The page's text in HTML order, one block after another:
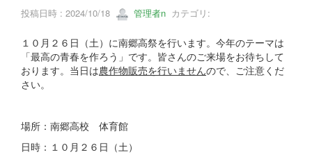
投稿日時 : 2024/10/18 管理者n カテゴリ:
１０月２６日（土）に南郷高祭を行います。今年のテーマは
「最高の青春を作ろう」です。皆さんのご来場をお待ちして
おります。当日は農作物販売を行いませんので、ご注意くだ
さい。
場所：南郷高校 体育館
日時：１０月２６日（土）